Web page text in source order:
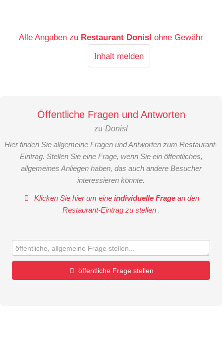
Alle Angaben zu Restaurant Donisl ohne Gewähr
Inhalt melden
Öffentliche Fragen und Antworten
zu Donisl
Hier finden Sie allgemeine Fragen und Antworten zum Restaurant-
Eintrag. Stellen Sie eine Frage, wenn Sie ein öffentliches,
allgemeines Anliegen haben, das auch andere Besucher
interessieren könnte.
Klicken Sie hier um eineindividuelle Frage an den
Restaurant-Eintrag zu stellen .
öffentliche Frage stellen